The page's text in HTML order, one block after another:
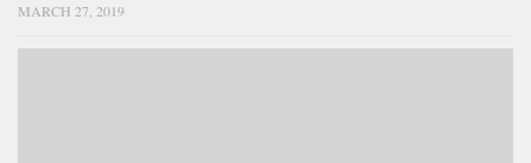
MARCH 27, 2019